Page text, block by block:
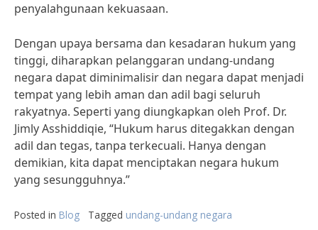
penyalahgunaan kekuasaan.
Dengan upaya bersama dan kesadaran hukum yang
tinggi, diharapkan pelanggaran undang-undang
negara dapat diminimalisir dan negara dapat menjadi
tempat yang lebih aman dan adil bagi seluruh
rakyatnya. Seperti yang diungkapkan oleh Prof. Dr.
Jimly Asshiddiqie, “Hukum harus ditegakkan dengan
adil dan tegas, tanpa terkecuali. Hanya dengan
demikian, kita dapat menciptakan negara hukum
yang sesungguhnya.”
Posted in Blog Tagged undang-undang negara